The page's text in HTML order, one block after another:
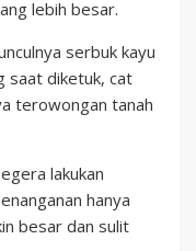
lebih besar.
serbuk kayu
saat diketuk, cat
terowongan tanah
lakukan
hanya
besar dan sulit